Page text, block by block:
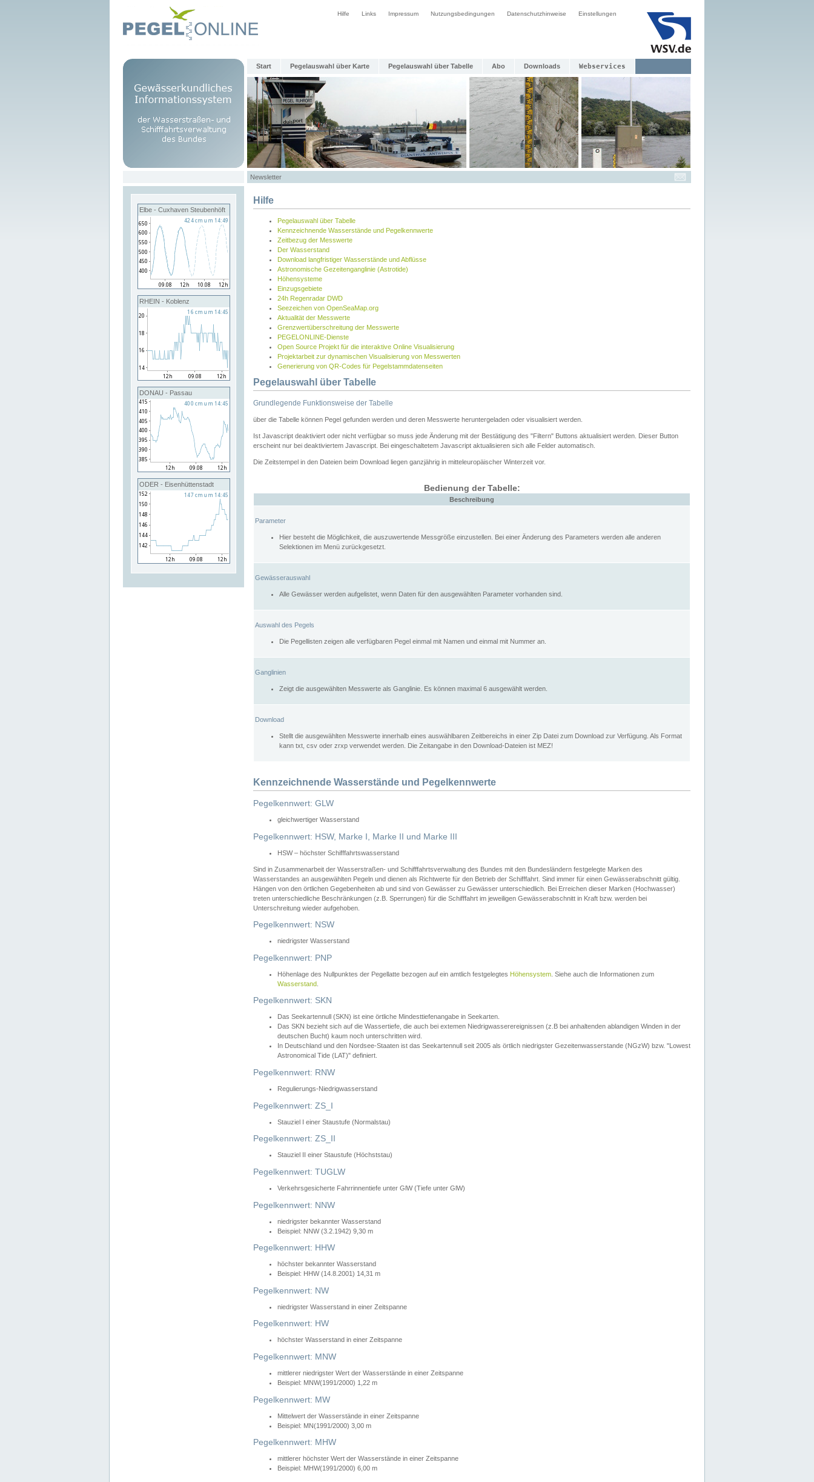
Hilfe Links Impressum Nutzungsbedingungen Datenschutzhinweise Einstellungen
Start Pegelauswahl über Karte Pegelauswahl über Tabelle Abo Downloads Webservices
Newsletter
Elbe - Cuxhaven Steubenhöft
RHEIN - Koblenz
DONAU - Passau
ODER - Eisenhüttenstadt
Hilfe
Pegelauswahl über Tabelle
Kennzeichnende Wasserstände und Pegelkennwerte
Zeitbezug der Messwerte
Der Wasserstand
Download langfristiger Wasserstände und Abflüsse
Astronomische Gezeitenganglinie (Astrotide)
Höhensysteme
Einzugsgebiete
24h Regenradar DWD
Seezeichen von OpenSeaMap.org
Aktualität der Messwerte
Grenzwertüberschreitung der Messwerte
PEGELONLINE-Dienste
Open Source Projekt für die interaktive Online Visualisierung
Projektarbeit zur dynamischen Visualisierung von Messwerten
Generierung von QR-Codes für Pegelstammdatenseiten
Pegelauswahl über Tabelle
Grundlegende Funktionsweise der Tabelle
über die Tabelle können Pegel gefunden werden und deren Messwerte heruntergeladen oder visualisiert werden.
Ist Javascript deaktiviert oder nicht verfügbar so muss jede Änderung mit der Bestätigung des "Filtern" Buttons aktualisiert werden. Dieser Button
erscheint nur bei deaktiviertem Javascript. Bei eingeschaltetem Javascript aktualisieren sich alle Felder automatisch.
Die Zeitstempel in den Dateien beim Download liegen ganzjährig in mitteleuropäischer Winterzeit vor.
Bedienung der Tabelle:
Beschreibung
Parameter
Hier besteht die Möglichkeit, die auszuwertende Messgröße einzustellen. Bei einer Änderung des Parameters werden alle anderen
Selektionen im Menü zurückgesetzt.
Gewässerauswahl
Alle Gewässer werden aufgelistet, wenn Daten für den ausgewählten Parameter vorhanden sind.
Auswahl des Pegels
Die Pegellisten zeigen alle verfügbaren Pegel einmal mit Namen und einmal mit Nummer an.
Ganglinien
Zeigt die ausgewählten Messwerte als Ganglinie. Es können maximal 6 ausgewählt werden.
Download
Stellt die ausgewählten Messwerte innerhalb eines auswählbaren Zeitbereichs in einer Zip Datei zum Download zur Verfügung. Als Format
kann txt, csv oder zrxp verwendet werden. Die Zeitangabe in den Download-Dateien ist MEZ!
Kennzeichnende Wasserstände und Pegelkennwerte
Pegelkennwert: GLW
gleichwertiger Wasserstand
Pegelkennwert: HSW, Marke I, Marke II und Marke III
HSW – höchster Schifffahrtswasserstand
Sind in Zusammenarbeit der Wasserstraßen- und Schifffahrtsverwaltung des Bundes mit den Bundesländern festgelegte Marken des
Wasserstandes an ausgewählten Pegeln und dienen als Richtwerte für den Betrieb der Schifffahrt. Sind immer für einen Gewässerabschnitt gültig.
Hängen von den örtlichen Gegebenheiten ab und sind von Gewässer zu Gewässer unterschiedlich. Bei Erreichen dieser Marken (Hochwasser)
treten unterschiedliche Beschränkungen (z.B. Sperrungen) für die Schifffahrt im jeweiligen Gewässerabschnitt in Kraft bzw. werden bei
Unterschreitung wieder aufgehoben.
Pegelkennwert: NSW
niedrigster Wasserstand
Pegelkennwert: PNP
Höhenlage des Nullpunktes der Pegellatte bezogen auf ein amtlich festgelegtes Höhensystem . Siehe auch die Informationen zum
Wasserstand
Pegelkennwert: SKN
Das Seekartennull (SKN) ist eine örtliche Mindesttiefenangabe in Seekarten.
Das SKN bezieht sich auf die Wassertiefe, die auch bei extemen Niedrigwasserereignissen (z.B bei anhaltenden ablandigen Winden in der
deutschen Bucht) kaum noch unterschritten wird.
In Deutschland und den Nordsee-Staaten ist das Seekartennull seit 2005 als örtlich niedrigster Gezeitenwasserstande (NGzW) bzw. "Lowest
Astronomical Tide (LAT)" definiert.
Pegelkennwert: RNW
Regulierungs-Niedrigwasserstand
Pegelkennwert: ZS_I
Stauziel I einer Staustufe (Normalstau)
Pegelkennwert: ZS_II
Stauziel II einer Staustufe (Höchststau)
Pegelkennwert: TUGLW
Verkehrsgesicherte Fahrrinnentiefe unter GlW (Tiefe unter GlW)
Pegelkennwert: NNW
niedrigster bekannter Wasserstand
Beispiel: NNW (3.2.1942) 9,30 m
Pegelkennwert: HHW
höchster bekannter Wasserstand
Beispiel: HHW (14.8.2001) 14,31 m
Pegelkennwert: NW
niedrigster Wasserstand in einer Zeitspanne
Pegelkennwert: HW
höchster Wasserstand in einer Zeitspanne
Pegelkennwert: MNW
mittlerer niedrigster Wert der Wasserstände in einer Zeitspanne
Beispiel: MNW(1991/2000) 1,22 m
Pegelkennwert: MW
Mittelwert der Wasserstände in einer Zeitspanne
Beispiel: MN(1991/2000) 3,00 m
Pegelkennwert: MHW
mittlerer höchster Wert der Wasserstände in einer Zeitspanne
Beispiel: MHW(1991/2000) 6,00 m